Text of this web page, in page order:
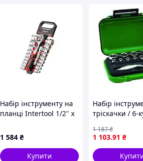
Набір інструменту на
планці Intertool 1/2" x
1 584 ₴
Купити
Набір
тріскачки / 6-
кількість
13шт,
розмір:
1 103.91 ₴
1 187₴